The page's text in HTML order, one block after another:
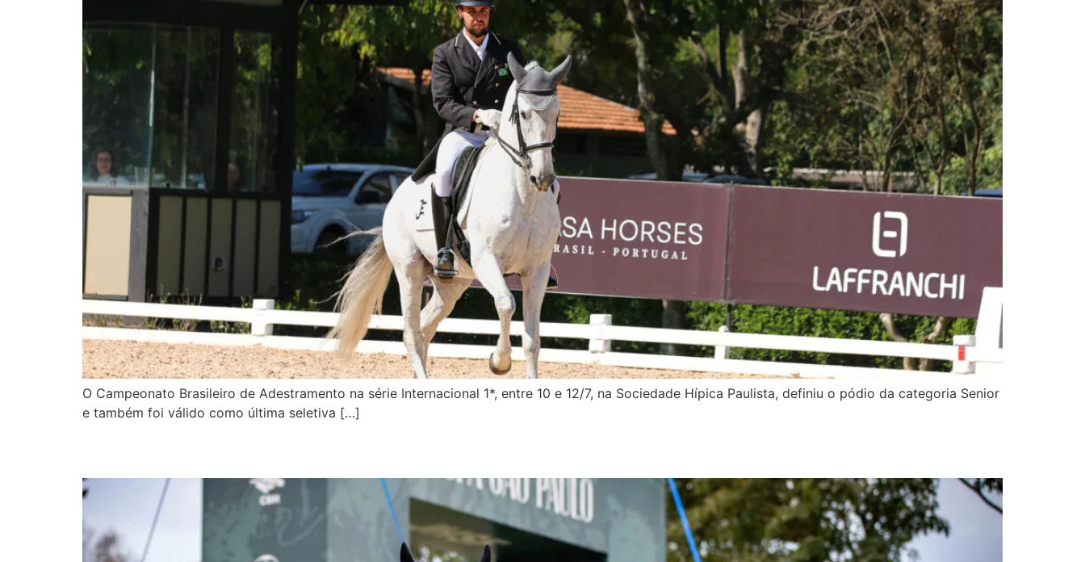
O Campeonato Brasileiro de Adestramento na série Internacional 1*, entre 10 e 12/7, na Sociedade Hípica Paulista, definiu o pódio da categoria Senior
e também foi válido como última seletiva […]